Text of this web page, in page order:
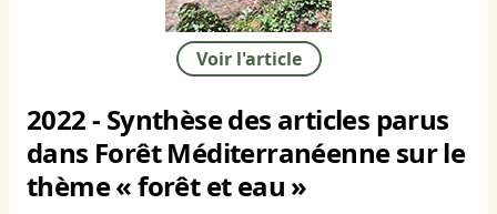
Voir l'article
2022 - Synthèse des articles parus
dans Forêt Méditerranéenne sur le
thème « forêt et eau »